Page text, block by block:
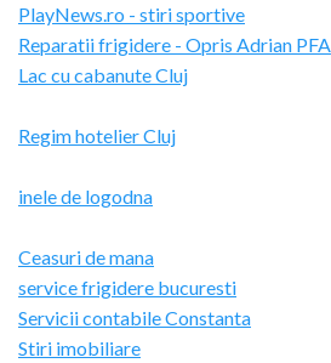
PlayNews.ro - stiri sportive
Reparatii frigidere - Opris Adrian PFA
Lac cu cabanute Cluj
Regim hotelier Cluj
inele de logodna
Ceasuri de mana
service frigidere bucuresti
Servicii contabile Constanta
Stiri imobiliare